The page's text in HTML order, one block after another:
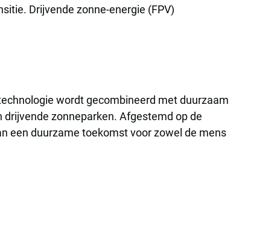
Drijvende zonne-energie (FPV)
wordt gecombineerd met duurzaam
zonneparken. Afgestemd op de
een duurzame toekomst voor zowel de mens